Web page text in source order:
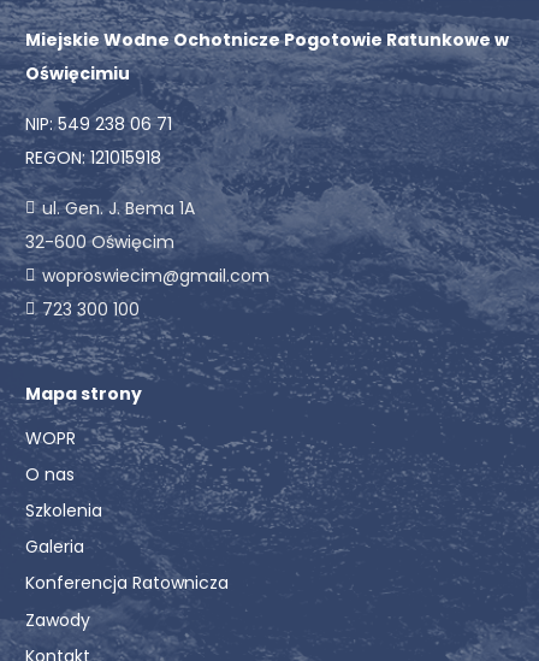
Miejskie Wodne Ochotnicze Pogotowie Ratunkowe w
Oświęcimiu
NIP: 549 238 06 71
REGON: 121015918
ul. Gen. J. Bema 1A
32-600 Oświęcim
woproswiecim@gmail.com
723 300 100
Mapa strony
WOPR
O nas
Szkolenia
Galeria
Konferencja Ratownicza
Zawody
Kontakt